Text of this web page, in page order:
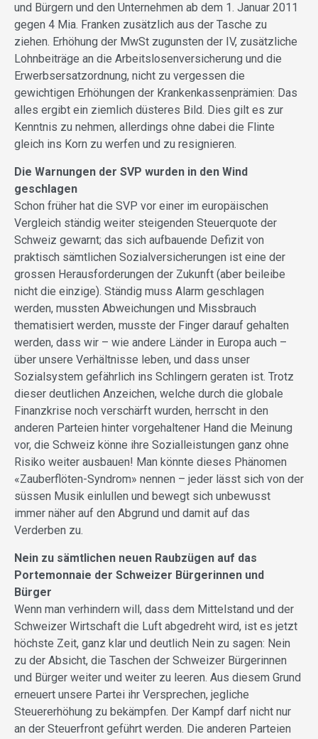
und Bürgern und den Unternehmen ab dem 1. Januar 2011
gegen 4 Mia. Franken zusätzlich aus der Tasche zu
ziehen. Erhöhung der MwSt zugunsten der IV, zusätzliche
Lohnbeiträge an die Arbeitslosenversicherung und die
Erwerbsersatzordnung, nicht zu vergessen die
gewichtigen Erhöhungen der Krankenkassenprämien: Das
alles ergibt ein ziemlich düsteres Bild. Dies gilt es zur
Kenntnis zu nehmen, allerdings ohne dabei die Flinte
gleich ins Korn zu werfen und zu resignieren.
Die Warnungen der SVP wurden in den Wind
geschlagen
Schon früher hat die SVP vor einer im europäischen
Vergleich ständig weiter steigenden Steuerquote der
Schweiz gewarnt; das sich aufbauende Defizit von
praktisch sämtlichen Sozialversicherungen ist eine der
grossen Herausforderungen der Zukunft (aber beileibe
nicht die einzige). Ständig muss Alarm geschlagen
werden, mussten Abweichungen und Missbrauch
thematisiert werden, musste der Finger darauf gehalten
werden, dass wir – wie andere Länder in Europa auch –
über unsere Verhältnisse leben, und dass unser
Sozialsystem gefährlich ins Schlingern geraten ist. Trotz
dieser deutlichen Anzeichen, welche durch die globale
Finanzkrise noch verschärft wurden, herrscht in den
anderen Parteien hinter vorgehaltener Hand die Meinung
vor, die Schweiz könne ihre Sozialleistungen ganz ohne
Risiko weiter ausbauen! Man könnte dieses Phänomen
«Zauberflöten-Syndrom» nennen – jeder lässt sich von der
süssen Musik einlullen und bewegt sich unbewusst
immer näher auf den Abgrund und damit auf das
Verderben zu.
Nein zu sämtlichen neuen Raubzügen auf das
Portemonnaie der Schweizer Bürgerinnen und
Bürger
Wenn man verhindern will, dass dem Mittelstand und der
Schweizer Wirtschaft die Luft abgedreht wird, ist es jetzt
höchste Zeit, ganz klar und deutlich Nein zu sagen: Nein
zu der Absicht, die Taschen der Schweizer Bürgerinnen
und Bürger weiter und weiter zu leeren. Aus diesem Grund
erneuert unsere Partei ihr Versprechen, jegliche
Steuererhöhung zu bekämpfen. Der Kampf darf nicht nur
an der Steuerfront geführt werden. Die anderen Parteien